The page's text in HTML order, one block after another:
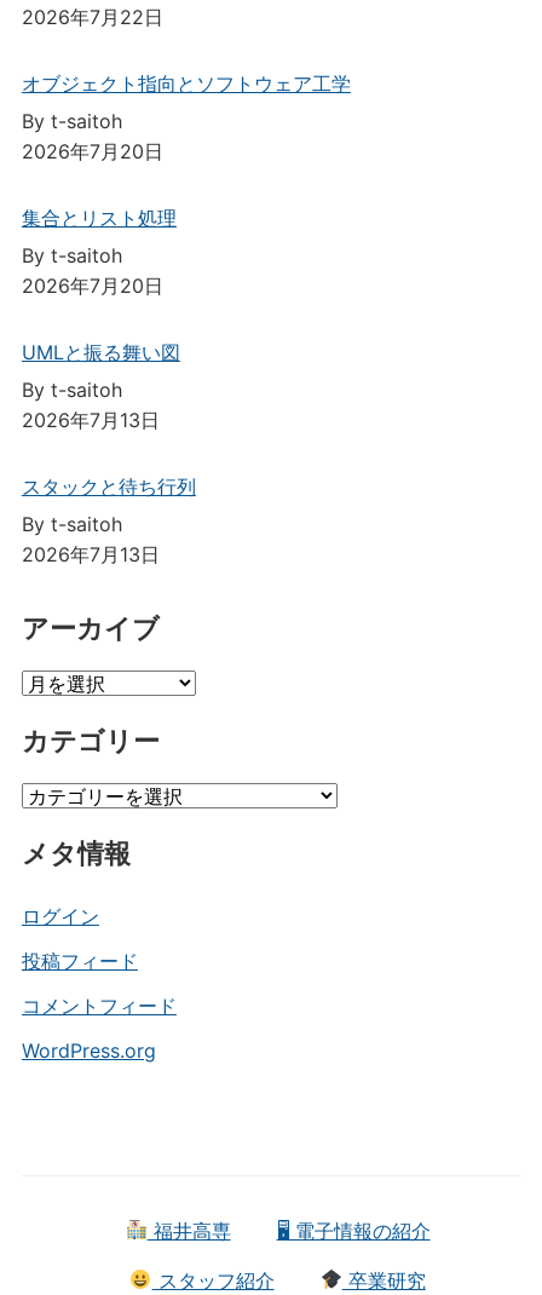
2026年7月22日
オブジェクト指向とソフトウェア工学
By t-saitoh
2026年7月20日
集合とリスト処理
By t-saitoh
2026年7月20日
UMLと振る舞い図
By t-saitoh
2026年7月13日
スタックと待ち行列
By t-saitoh
2026年7月13日
アーカイブ
ア
カ
ブ
カテゴリー
カ
ゴ
ー
メタ情報
ログイン
投稿フィード
コメントフィード
WordPress.org
福井高専 🖥 電子情報の紹介
スタッフ紹介 卒業研究